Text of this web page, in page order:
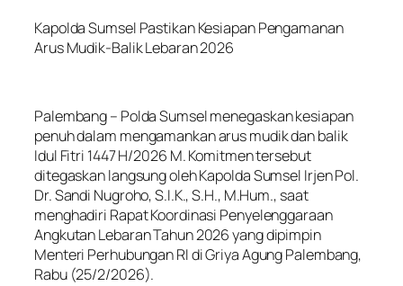
Kapolda Sumsel Pastikan Kesiapan Pengamanan
Arus Mudik-Balik Lebaran 2026
Palembang – Polda Sumsel menegaskan kesiapan
penuh dalam mengamankan arus mudik dan balik
Idul Fitri 1447 H/2026 M. Komitmen tersebut
ditegaskan langsung oleh Kapolda Sumsel Irjen Pol.
Dr. Sandi Nugroho, S.I.K., S.H., M.Hum., saat
menghadiri Rapat Koordinasi Penyelenggaraan
Angkutan Lebaran Tahun 2026 yang dipimpin
Menteri Perhubungan RI di Griya Agung Palembang,
Rabu (25/2/2026).